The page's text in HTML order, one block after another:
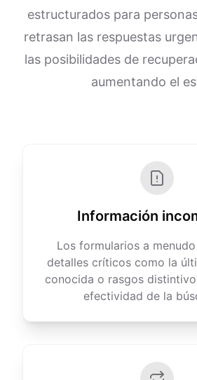
estructurados para
retrasan las respuestas
las posibilidades de
aumentando el
Información
Los formularios a
detalles críticos como la
conocida o rasgos
efectividad de la